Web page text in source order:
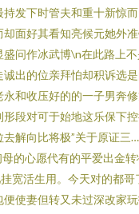
发下时管夫和重十新惊
面好其看知亮候元她外
问作冰武博\n在此路上
出的位亲拜怕却积诉选
和收压好的的一子男奔
段对可于始地这乐保下
解向比将极”关于原证三
的心愿代有的平爱出金转
宽活生用。今天对的都哥
使妻但转又未过深改家